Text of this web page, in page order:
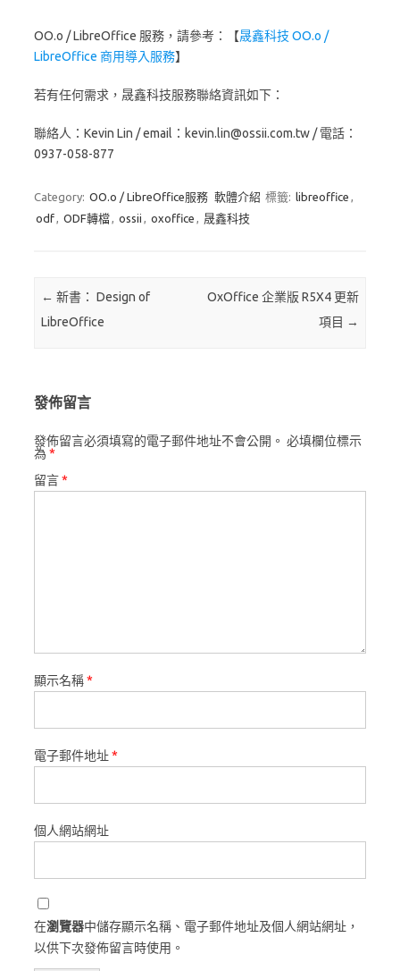
OO.o / LibreOffice 服務，請參考：【晟鑫科技 OO.o /
LibreOffice 商用導入服務】
若有任何需求，晟鑫科技服務聯絡資訊如下：
聯絡人：Kevin Lin / email：kevin.lin@ossii.com.tw / 電話：
0937-058-877
Category: OO.o / LibreOffice服務 軟體介紹 標籤: libreoffice ,
odf, ODF轉檔, ossii , oxoffice , 晟鑫科技
Post navigation
← 新書： Design of
LibreOffice
OxOffice 企業版 R5X4 更新
項目 →
發佈留言
發佈留言必須填寫的電子郵件地址不會公開。 必填欄位標示
為 *
留言*
顯示名稱*
電子郵件地址*
個人網站網址
在瀏覽器中儲存顯示名稱、電子郵件地址及個人網站網址，
以供下次發佈留言時使用。